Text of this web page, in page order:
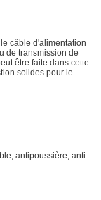
câble d'alimentation
de transmission de
être faite dans cette
solides pour le
antipoussière, anti-